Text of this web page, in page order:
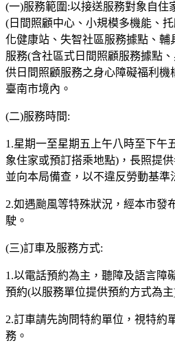
(一)服務範圍:以接送服務對象自住
(日間照顧中心、小規模多機能、
化健康站、失智社區服務據點、輔
服務(含社區式日間照顧服務據點
供日間照顧服務之身心障礙福利機
臺南市境內。
(二)服務時間:
1.星期一至星期五上午八時至下午
象住家或預訂搭乘地點)，長照提
並向本局備查，以不違反勞動基準
2.如遇颱風等特殊狀況，經本市發
駛。
(三)訂車及服務方式:
1.以電話預約為主，聽障及語言障
預約(以服務單位提供預約方式為主
2.訂車請先詢問特約單位，視特約
務。